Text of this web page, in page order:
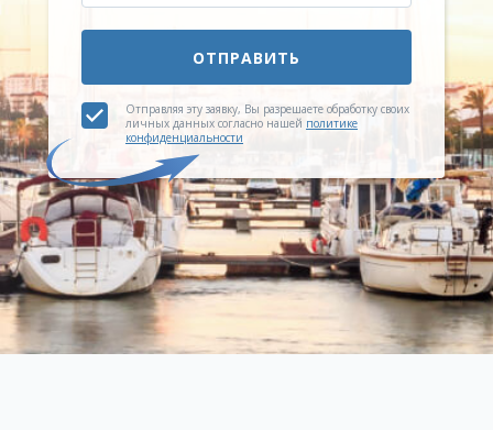
ОТПРАВИТЬ
Отправляя эту заявку, Вы разрешаете обработку своих
личных данных согласно нашей политике
конфиденциальности